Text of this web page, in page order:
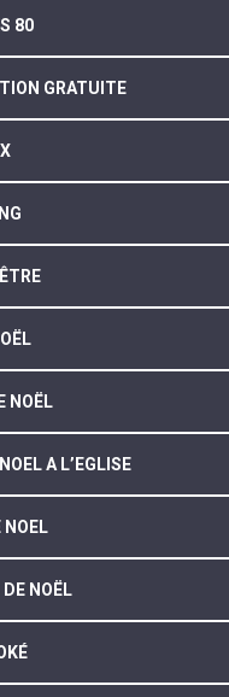
80
GRATUITE
NOËL
A L’EGLISE
NOËL